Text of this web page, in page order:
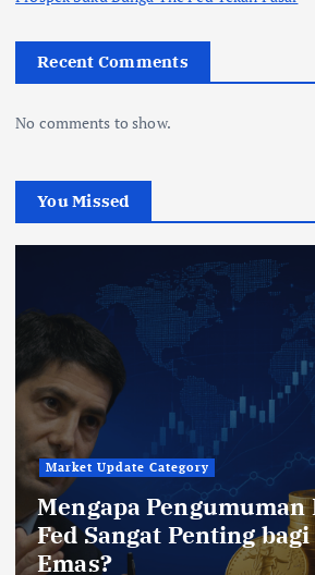
Recent Comments
No comments to show.
You Missed
Market Update Category
Mengapa Pengumuman
Fed Sangat Penting
Emas?